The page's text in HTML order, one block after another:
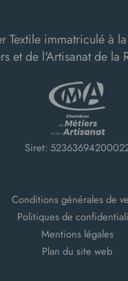
Textile immatriculé à
et de l'Artisanat de la
Siret:
Conditions générales de
Politiques de
Mentions légales
Plan du site web